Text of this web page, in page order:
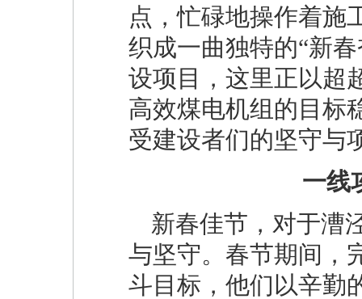
点，忙碌地操作着施
织成一曲独特的“新
设项目，这里正以超
高效煤电机组的目标
受建设者们的坚守与
一线
新春佳节，对于漕
与坚守。春节期间，
斗目标，他们以辛勤